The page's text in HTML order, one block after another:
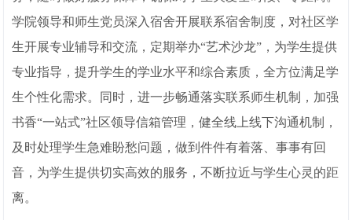
学院领导和师生党员深入宿舍开展联系宿舍制度，对社区学
生开展专业辅导和交流，定期举办“艺术沙龙”，为学生提供
专业指导，提升学生的学业水平和综合素质，全方位满足学
生个性化需求。同时，进一步畅通落实联系师生机制，加强
书香“一站式”社区领导信箱管理，健全线上线下沟通机制，
及时处理学生急难盼愁问题，做到件件有着落、事事有回
音，为学生提供切实高效的服务，不断拉近与学生心灵的距
离。